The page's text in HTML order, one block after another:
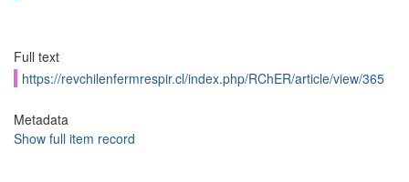
Full text
https://revchilenfermrespir.cl/index.php/RChER/article/view/365
Metadata
Show full item record